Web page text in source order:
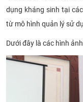
dụng kháng sinh tại
từ mô hình quản lý sử
Dưới đây là các hình